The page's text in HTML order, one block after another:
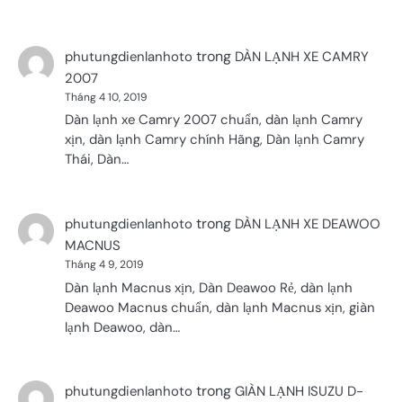
phutungdienlanhoto trong DÀN LẠNH XE CAMRY
2007
Tháng 4 10, 2019
Dàn lạnh xe Camry 2007 chuẩn, dàn lạnh Camry
xịn, dàn lạnh Camry chính Hãng, Dàn lạnh Camry
Thái, Dàn…
phutungdienlanhoto trong DÀN LẠNH XE DEAWOO
MACNUS
Tháng 4 9, 2019
Dàn lạnh Macnus xịn, Dàn Deawoo Rẻ, dàn lạnh
Deawoo Macnus chuẩn, dàn lạnh Macnus xịn, giàn
lạnh Deawoo, dàn…
phutungdienlanhoto trong GIÀN LẠNH ISUZU D-